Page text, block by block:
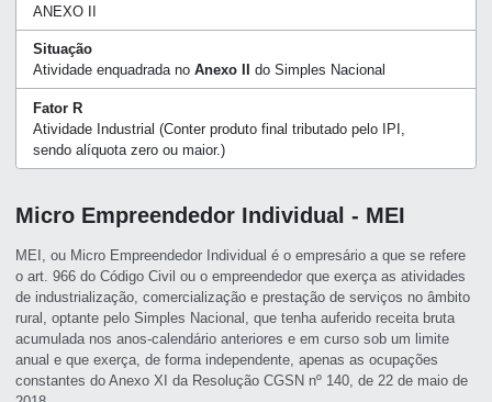
ANEXO II
Situação
Atividade enquadrada no Anexo II do Simples Nacional
Fator R
Atividade Industrial (Conter produto final tributado pelo IPI,
sendo alíquota zero ou maior.)
Micro Empreendedor Individual - MEI
MEI, ou Micro Empreendedor Individual é o empresário a que se refere
o art. 966 do Código Civil ou o empreendedor que exerça as atividades
de industrialização, comercialização e prestação de serviços no âmbito
rural, optante pelo Simples Nacional, que tenha auferido receita bruta
acumulada nos anos-calendário anteriores e em curso sob um limite
anual e que exerça, de forma independente, apenas as ocupações
constantes do Anexo XI da Resolução CGSN nº 140, de 22 de maio de